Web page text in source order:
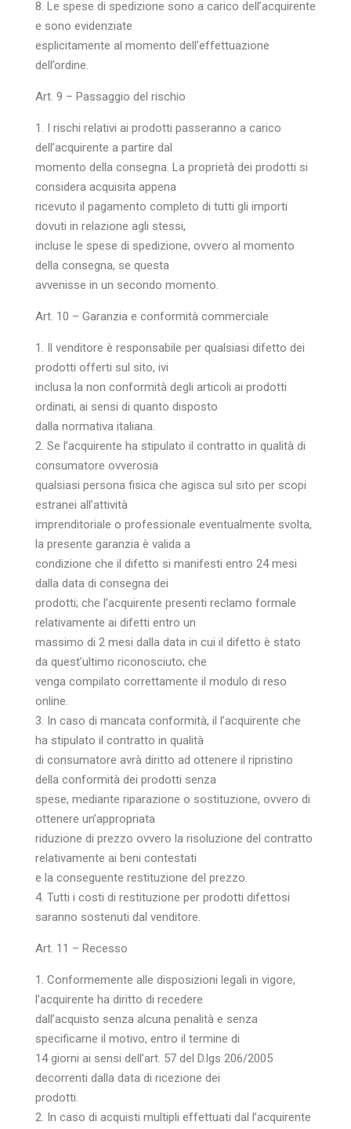
8. Le spese di spedizione sono a carico dell’acquirente
e sono evidenziate
esplicitamente al momento dell’effettuazione
dell’ordine.
Art. 9 – Passaggio del rischio
1. I rischi relativi ai prodotti passeranno a carico
dell’acquirente a partire dal
momento della consegna. La proprietà dei prodotti si
considera acquisita appena
ricevuto il pagamento completo di tutti gli importi
dovuti in relazione agli stessi,
incluse le spese di spedizione, ovvero al momento
della consegna, se questa
avvenisse in un secondo momento.
Art. 10 – Garanzia e conformità commerciale
1. Il venditore è responsabile per qualsiasi difetto dei
prodotti offerti sul sito, ivi
inclusa la non conformità degli articoli ai prodotti
ordinati, ai sensi di quanto disposto
dalla normativa italiana.
2. Se l’acquirente ha stipulato il contratto in qualità di
consumatore ovverosia
qualsiasi persona fisica che agisca sul sito per scopi
estranei all’attività
imprenditoriale o professionale eventualmente svolta,
la presente garanzia è valida a
condizione che il difetto si manifesti entro 24 mesi
dalla data di consegna dei
prodotti; che l’acquirente presenti reclamo formale
relativamente ai difetti entro un
massimo di 2 mesi dalla data in cui il difetto è stato
da quest’ultimo riconosciuto; che
venga compilato correttamente il modulo di reso
online.
3. In caso di mancata conformità, il l’acquirente che
ha stipulato il contratto in qualità
di consumatore avrà diritto ad ottenere il ripristino
della conformità dei prodotti senza
spese, mediante riparazione o sostituzione, ovvero di
ottenere un’appropriata
riduzione di prezzo ovvero la risoluzione del contratto
relativamente ai beni contestati
e la conseguente restituzione del prezzo.
4. Tutti i costi di restituzione per prodotti difettosi
saranno sostenuti dal venditore.
Art. 11 – Recesso
1. Conformemente alle disposizioni legali in vigore,
l’acquirente ha diritto di recedere
dall’acquisto senza alcuna penalità e senza
specificarne il motivo, entro il termine di
14 giorni ai sensi dell’art. 57 del D.lgs 206/2005
decorrenti dalla data di ricezione dei
prodotti.
2. In caso di acquisti multipli effettuati dal l’acquirente